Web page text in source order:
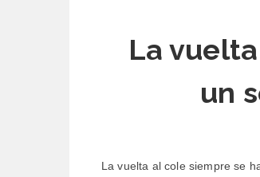
La
un
La vuelta al cole siempre se